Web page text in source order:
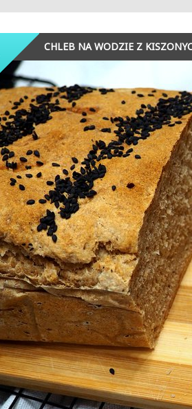
CHLEB NA WODZIE Z